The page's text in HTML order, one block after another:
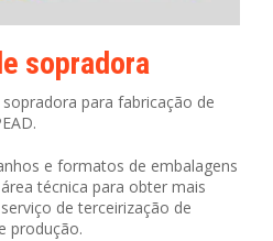
sopradora
para fabricação de
e formatos de embalagens
técnica para obter mais
de terceirização de
produção.